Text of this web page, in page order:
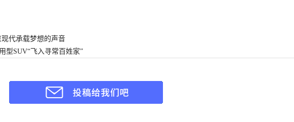
代承载梦想的声音
型SUV“飞入寻常百姓家”